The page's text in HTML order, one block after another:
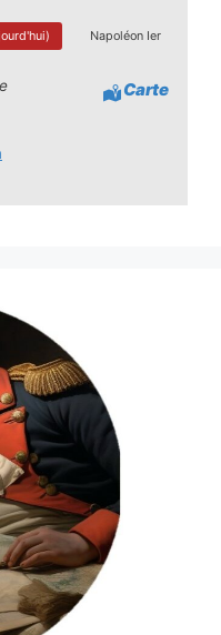
Napoléon Ier
Carte